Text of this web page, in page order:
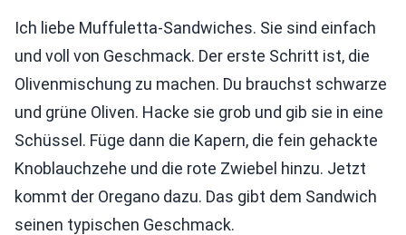
Ich liebe Muffuletta-Sandwiches. Sie sind einfach
und voll von Geschmack. Der erste Schritt ist, die
Olivenmischung zu machen. Du brauchst schwarze
und grüne Oliven. Hacke sie grob und gib sie in eine
Schüssel. Füge dann die Kapern, die fein gehackte
Knoblauchzehe und die rote Zwiebel hinzu. Jetzt
kommt der Oregano dazu. Das gibt dem Sandwich
seinen typischen Geschmack.